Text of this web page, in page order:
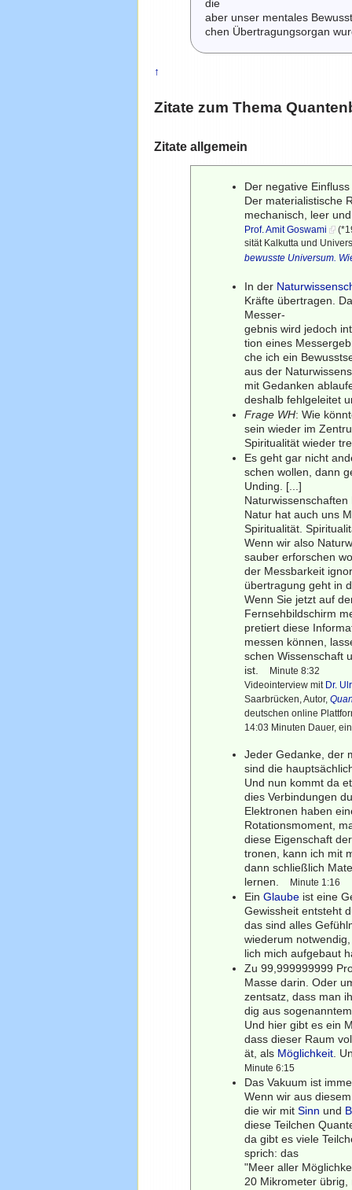
die
aber unser mentales
chen Übertragungsorgan
↑
Zitate zum Thema
Zitate allgemein
Der negative
Der materialistische
mechanisch, leer
Prof. Amit Goswami
sität Kalkutta und
bewusste Universum.
In der
Kräfte übertragen.
Messer-
gebnis wird jedoch
tion eines
che ich ein
aus der
mit Gedanken
deshalb fehlgeleitet
Frage WH: Wie
sein wieder im
Spiritualität wieder
Es geht gar nicht
schen wollen, dann
Unding. [...]
Natur hat auch uns
Spiritualität.
Wenn wir also
sauber erforschen
der Messbarkeit
übertragung geht in
Wenn Sie jetzt auf
Fernsehbildschirm
pretiert diese
messen können,
schen Wissenschaft
ist.
Minute 8:32
Videointerview mit Dr.
Saarbrücken, Autor,
deutschen online
14:03 Minuten Dauer,
Jeder Gedanke, der
sind die
Und nun kommt da
dies Verbindungen
Elektronen haben
Rotationsmoment,
diese Eigenschaft
tronen, kann ich mit
dann schließlich
lernen.
Minute 1:16
EinGlaube ist eine
Gewissheit entsteht
das sind alles
wiederum
lich mich aufgebaut
Zu 99,999999999
Masse darin. Oder
zentsatz, dass man
dig aus
Und hier gibt es ein
dass dieser Raum
ät, als Möglichkeit.
Minute 6:15
Das Vakuum ist
Wenn wir aus
die wir mitSinn und
diese Teilchen
da gibt es viele
sprich: das
"Meer aller
20 Mikrometer